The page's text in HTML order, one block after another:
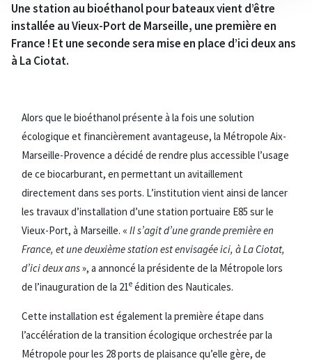
Une station au bioéthanol pour bateaux vient d’être
installée au Vieux-Port de Marseille, une première en
France ! Et une seconde sera mise en place d’ici deux ans
à La Ciotat.
Alors que le bioéthanol présente à la fois une solution
écologique et financièrement avantageuse, la Métropole Aix-
Marseille-Provence a décidé de rendre plus accessible l’usage
de ce biocarburant, en permettant un avitaillement
directement dans ses ports. L’institution vient ainsi de lancer
les travaux d’installation d’une station portuaire E85 sur le
Vieux-Port, à Marseille. « Il s’agit d’une grande première en
France, et une deuxième station est envisagée ici, à La Ciotat,
d’ici deux ans», a annoncé la présidente de la Métropole lors
de l’inauguration de la 21e édition des Nauticales.
Cette installation est également la première étape dans
l’accélération de la transition écologique orchestrée par la
Métropole pour les 28 ports de plaisance qu’elle gère, de